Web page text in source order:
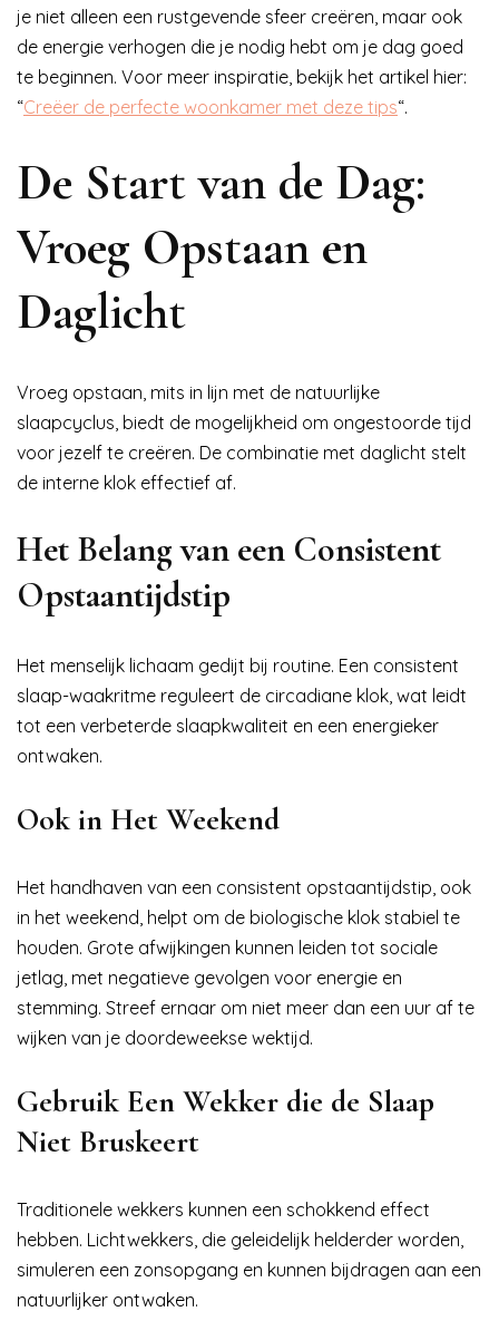
je niet alleen een rustgevende sfeer creëren, maar ook
de energie verhogen die je nodig hebt om je dag goed
te beginnen. Voor meer inspiratie, bekijk het artikel hier:
“Creëer de perfecte woonkamer met deze tips“.
De Start van de Dag:
Vroeg Opstaan en
Daglicht
Vroeg opstaan, mits in lijn met de natuurlijke
slaapcyclus, biedt de mogelijkheid om ongestoorde tijd
voor jezelf te creëren. De combinatie met daglicht stelt
de interne klok effectief af.
Het Belang van een Consistent
Opstaantijdstip
Het menselijk lichaam gedijt bij routine. Een consistent
slaap-waakritme reguleert de circadiane klok, wat leidt
tot een verbeterde slaapkwaliteit en een energieker
ontwaken.
Ook in Het Weekend
Het handhaven van een consistent opstaantijdstip, ook
in het weekend, helpt om de biologische klok stabiel te
houden. Grote afwijkingen kunnen leiden tot sociale
jetlag, met negatieve gevolgen voor energie en
stemming. Streef ernaar om niet meer dan een uur af te
wijken van je doordeweekse wektijd.
Gebruik Een Wekker die de Slaap
Niet Bruskeert
Traditionele wekkers kunnen een schokkend effect
hebben. Lichtwekkers, die geleidelijk helderder worden,
simuleren een zonsopgang en kunnen bijdragen aan een
natuurlijker ontwaken.